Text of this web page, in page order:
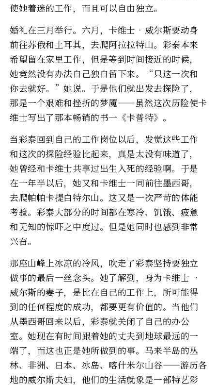
使她着迷的工作，而且可以自由独立。
婚礼在三月举行。六月，卡维士•威尔斯要动身
前往苏俄和土耳其，去爬阿拉拉特山。彩泰本来
希望留在家里工作，但是等到时间接近的时候，
她竞然没有办法自己独自留下来。“只这一次和
你去就好。”她说。于是他们就出发去探险了，
那是一个艰难和挫折的梦魇——虽然这次历险使卡
维士写出了那本畅销的书一《卡普特》。
当彩泰回到自己的工作岗位以后，发觉这些工作
和这次的探险经验比起来，真是太没有味道了，
她曾经和卡维士共享过出生入死的经验啊。于是
在一年半以后，她又和卡维士一同前往墨西哥，
去爬帕帕卡提白特尔山。这又是一次严苛的体能
考验。彩泰大部分的时间都在寒冷、饥饿、疲惫
和无知的惊吓之中度过。但是她同时也感到非常
兴奋。
那座山峰上冰凉的冷风，吹走了彩泰坚持要独立
做事的最后一丝念头。她了解到，身为卡维士 •
威尔斯的妻子，是比在自己的工作上，所可能得
到的任何程度的成功，都要更有价值的。当他们
从墨西哥回来以后，彩泰就关闭了自己的办公
室。她现在有时间跟着她的丈夫到地球最远的一
端了，而这也正是她所做到的事。马来半岛的丛
林、非洲、日本、冰岛、喀什米尔山谷——游历各
地的威尔斯夫妇，他们的生活就象是一部特艺彩